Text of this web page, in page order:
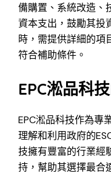
備購置、系統改造、
資本支出，鼓勵其投
時，需提供詳細的項
符合補助條件。
EPC淞品科
EPC淞品科技作為專
理解和利用政府的
技擁有豐富的行業經
持，幫助其選擇最合